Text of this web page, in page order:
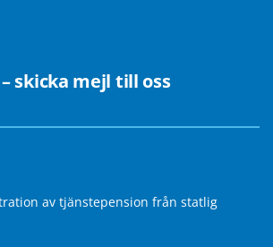
skicka mejl till oss
av tjänstepension från statlig